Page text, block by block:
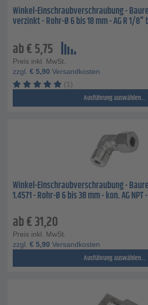
Winkel-Einschraubverschraubung -
verzinkt - Rohr-Ø 6 bis 18 mm - AG R 1/8"
ab€5,75
Preis inkl. MwSt.
zzgl. € 5,90 Versandkosten
(1)
Ausführung auswählen...
Winkel-Einschraubverschraubung -
1.4571 - Rohr-Ø 6 bis 38 mm - kon. AG NPT
ab€31,20
Preis inkl. MwSt.
zzgl. € 5,90 Versandkosten
Ausführung auswählen...